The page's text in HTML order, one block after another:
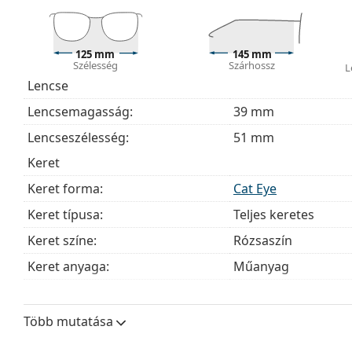
Fedezze fel a teljesszemüveg kínálatot, hogy további
útmutatónkat, ha segítségre van szüksége a
Ez orvostechnikai eszköz. Használat előtt olvasd el a
125 mm
Szélesség
145 mm
Szárhossz
Lencse
Lencsemagasság:
39 mm
Lencseszélesség:
51 mm
Keret
Keret forma:
Cat Eye
Keret típusa:
Teljes keretes
Keret színe:
Rózsaszín
Keret anyaga:
Műanyag
Szélesség:
Több mutatása